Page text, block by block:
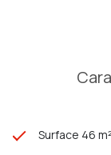
Surface 46 m²